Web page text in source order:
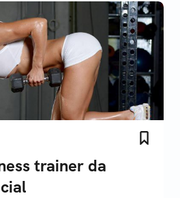
trainer da